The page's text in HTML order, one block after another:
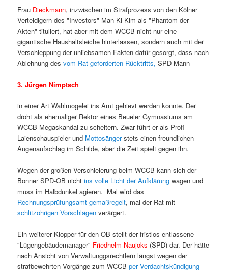
Frau Dieckmann, inzwischen im Strafprozess von den Kölner
Verteidigern des "Investors" Man Ki Kim als "Phantom der
Akten" tituliert, hat aber mit dem WCCB nicht nur eine
gigantische Haushaltsleiche hinterlassen, sondern auch mit der
Verschleppung der unliebsamen Fakten dafür gesorgt, dass nach
Ablehnung desvom Rat geforderten Rücktritts, SPD-Mann
3. Jürgen Nimptsch
in einer Art Wahlmogelei ins Amt gehievt werden konnte. Der
droht als ehemaliger Rektor eines Beueler Gymnasiums am
WCCB-Megaskandal zu scheitern. Zwar führt er als Profi-
Laienschauspieler und Mottosängerstets einen freundlichen
Augenaufschlag im Schilde, aber die Zeit spielt gegen ihn.
Wegen der großen Verschleierung beim WCCB kann sich der
Bonner SPD-OB nichtins volle Licht der Aufklärungwagen und
muss im Halbdunkel agieren. Mal wird das
Rechnungsprüfungsamt gemaßregelt, mal der Rat mit
schlitzohrigen Vorschlägen verärgert.
Ein weiterer Klopper für den OB stellt der fristlos entlassene
"Lügengebäudemanager" Friedhelm Naujoks (SPD) dar. Der hätte
nach Ansicht von Verwaltunggsrechtlern längst wegen der
strafbewehrten Vorgänge zum WCCBper Verdachtskündigung